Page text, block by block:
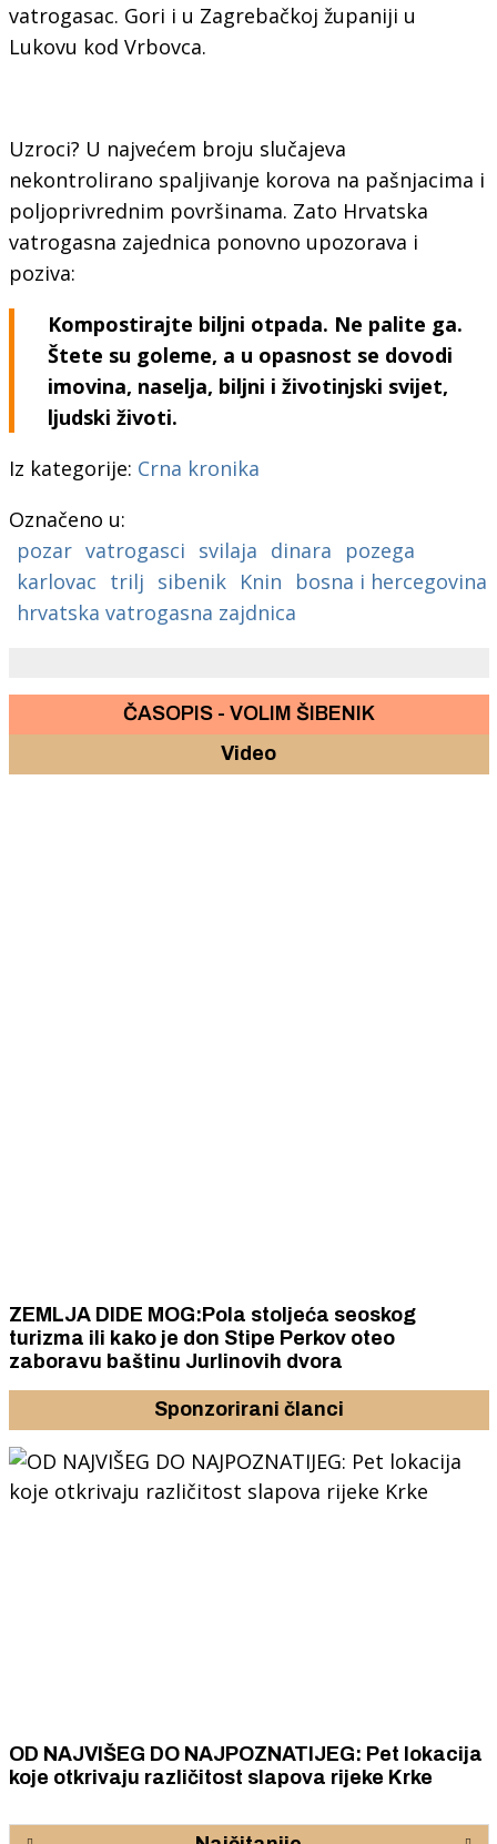
vatrogasac. Gori i u Zagrebačkoj županiji u
Lukovu kod Vrbovca.
Uzroci? U najvećem broju slučajeva
nekontrolirano spaljivanje korova na pašnjacima i
poljoprivrednim površinama. Zato Hrvatska
vatrogasna zajednica ponovno upozorava i
poziva:
Kompostirajte biljni otpada. Ne palite ga.
Štete su goleme, a u opasnost se dovodi
imovina, naselja, biljni i životinjski svijet,
ljudski životi.
Iz kategorije: Crna kronika
Označeno u:
pozar vatrogasci svilaja dinara
pozega
karlovac trilj sibenik Knin
bosna i hercegovina
hrvatska vatrogasna zajdnica
ČASOPIS - VOLIM ŠIBENIK
Video
ZEMLJA DIDE MOG:Pola stoljeća seoskog
turizma ili kako je don Stipe Perkov oteo
zaboravu baštinu Jurlinovih dvora
Sponzorirani članci
DO NAJPOZNATIJEG: Pet lokacija
različitost slapova rijeke Krke
ideja,